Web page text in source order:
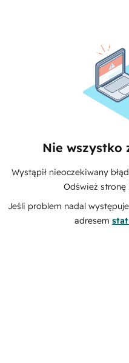
Nie wszystko
Wystąpił nieoczekiwany
Odśwież
Jeśli problem nadal
adresem